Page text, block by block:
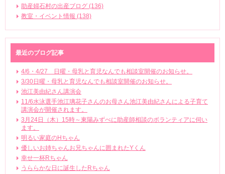
助産婦石村の出産ブログ (136)
教室・イベント情報 (138)
最近のブログ記事
4/6・4/27 日曜・母乳と育児なんでも相談室開催のお知らせ。
3/30日曜・母乳と育児なんでも相談室開催のお知らせ。
池江美由紀さん講演会
11/6水泳選手池江璃花子さんのお母さん池江美由紀さんによる子育て
講演会が開催されます。
3月24日（木）15時～東陽みずべに助産師相談のボランティアに伺い
ます。
明るい家庭のHちゃん
優しいお姉ちゃんお兄ちゃんに囲まれたYくん
幸せ一杯Rちゃん
うららかな日に誕生したRちゃん